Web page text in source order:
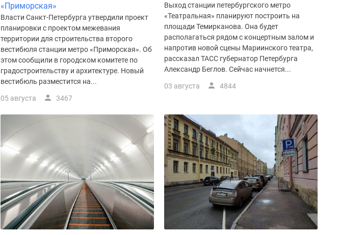
«Приморская»
Власти Санкт-Петербурга утвердили проект
планировки с проектом межевания
территории для строительства второго
вестибюля станции метро «Приморская». Об
этом сообщили в городском комитете по
градостроительству и архитектуре. Новый
вестибюль разместится на...
05 августа 3467
Выход станции петербургского метро
«Театральная» планируют построить на
площади Темирканова. Она будет
располагаться рядом с концертным залом и
напротив новой сцены Мариинского театра,
рассказал ТАСС губернатор Петербурга
Александр Беглов. Сейчас начнется...
03 августа 4844